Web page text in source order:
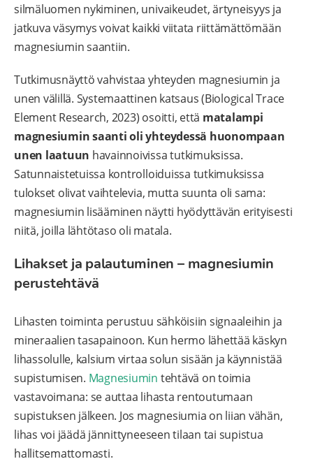
silmäluomen nykiminen, univaikeudet, ärtyneisyys ja
jatkuva väsymys voivat kaikki viitata riittämättömään
magnesiumin saantiin.
Tutkimusnäyttö vahvistaa yhteyden magnesiumin ja
unen välillä. Systemaattinen katsaus (Biological Trace
Element Research, 2023) osoitti, että matalampi
magnesiumin saanti oli yhteydessä huonompaan
unen laatuun havainnoivissa tutkimuksissa.
Satunnaistetuissa kontrolloiduissa tutkimuksissa
tulokset olivat vaihtelevia, mutta suunta oli sama:
magnesiumin lisääminen näytti hyödyttävän erityisesti
niitä, joilla lähtötaso oli matala.
Lihakset ja palautuminen – magnesiumin
perustehtävä
Lihasten toiminta perustuu sähköisiin signaaleihin ja
mineraalien tasapainoon. Kun hermo lähettää käskyn
lihassolulle, kalsium virtaa solun sisään ja käynnistää
supistumisen. Magnesiumin tehtävä on toimia
vastavoimana: se auttaa lihasta rentoutumaan
supistuksen jälkeen. Jos magnesiumia on liian vähän,
lihas voi jäädä jännittyneeseen tilaan tai supistua
hallitsemattomasti.